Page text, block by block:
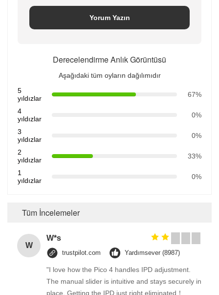
Yorum Yazın
Derecelendirme Anlık Görüntüsü
Aşağıdaki tüm oyların dağılımıdır
5
yıldızlar
67%
4
yıldızlar
0%
3
yıldızlar
0%
2
yıldızlar
33%
1
yıldızlar
0%
Tüm İncelemeler
W
W*s
trustpilot.com Yardımsever (8987)
"I love how the Pico 4 handles IPD adjustment.
The manual slider is intuitive and stays securely in
place. Getting the IPD just right eliminated！